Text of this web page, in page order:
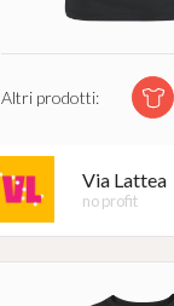
Altri prodotti:
Via Lattea
no profit